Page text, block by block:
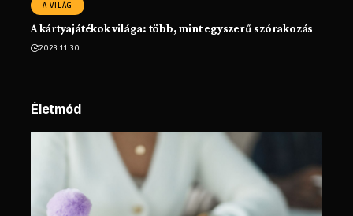
A VILÁG
A kártyajátékok világa: több, mint egyszerű szórakozás
2023.11.30.
Életmód